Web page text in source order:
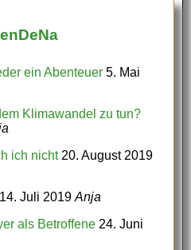
ein Abenteuer 5. Mai
Klimawandel zu tun?
ich nicht 20. August 2019
14. Juli 2019 Anja
als Betroffene 24. Juni